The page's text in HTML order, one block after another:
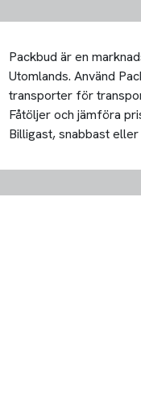
Packbud är en
Utomlands. Använd
transporter för
Fåtöljer och jämföra
Billigast, snabbast